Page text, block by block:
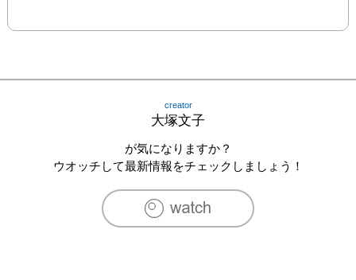
creator
大塚文子
が気になりますか？
ウオッチして最新情報をチェックしましょう！